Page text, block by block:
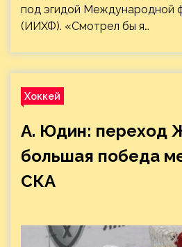
под эгидой Международной
(ИИХФ). «Смотрел бы я…
Хоккей
А. Юдин: переход
большая победа
СКА